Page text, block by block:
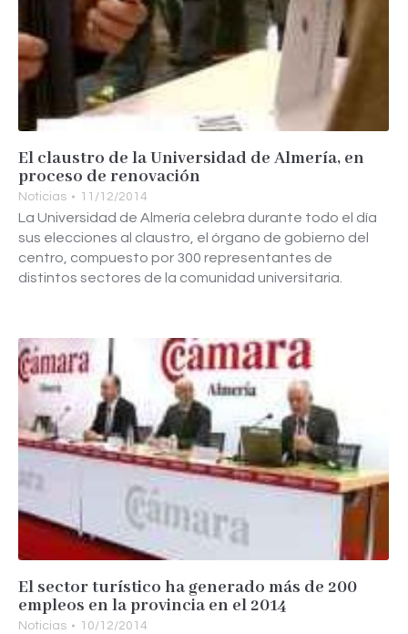
El claustro de la Universidad de Almería, en
proceso de renovación
Noticias 11/12/2014
La Universidad de Almería celebra durante todo el día
sus elecciones al claustro, el órgano de gobierno del
centro, compuesto por 300 representantes de
distintos sectores de la comunidad universitaria.
El sector turístico ha generado más de 200
empleos en la provincia en el 2014
Noticias 10/12/2014